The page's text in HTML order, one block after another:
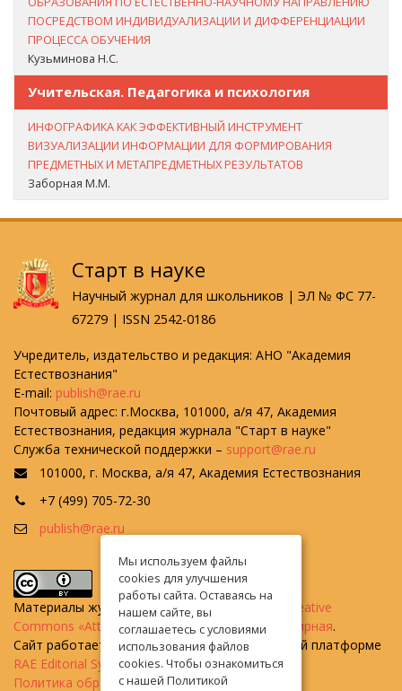
ПОСРЕДСТВОМ ИНДИВИДУАЛИЗАЦИИ И ДИФФЕРЕНЦИАЦИИ
ПРОЦЕССА ОБУЧЕНИЯ
Кузьминова Н.С.
Учительская. Педагогика и психология
ИНФОГРАФИКА КАК ЭФФЕКТИВНЫЙ ИНСТРУМЕНТ
ВИЗУАЛИЗАЦИИ ИНФОРМАЦИИ ДЛЯ ФОРМИРОВАНИЯ
ПРЕДМЕТНЫХ И МЕТАПРЕДМЕТНЫХ РЕЗУЛЬТАТОВ
Заборная М.М.
Старт в науке
Научный журнал для школьников | ЭЛ № ФС 77-
67279 | ISSN 2542-0186
Учредитель, издательство и редакция: АНО "Академия
Естествознания"
E-mail: publish@rae.ru
Почтовый адрес: г.Москва, 101000, а/я 47, Академия
Естествознания, редакция журнала "Старт в науке"
Служба технической поддержки – support@rae.ru
101000, г. Москва, а/я 47, Академия Естествознания
+7 (499) 705-72-30
publish@rae.ru
Материалы журнала доступны по
лицензии Creative
Commons «Attribution» («Атрибуция») 4.0 Всемирная.
Сайт работает на универсальной издательской платформе
RAE Editorial System
Политика обработки персональных данных
Мы используем файлы
cookies для улучшения
работы сайта. Оставаясь на
нашем сайте, вы
соглашаетесь с условиями
использования файлов
cookies. Чтобы ознакомиться
с нашей Политикой